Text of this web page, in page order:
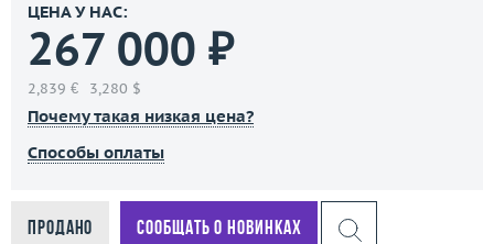
ЦЕНА У НАС:
267 000 ₽
2,839 € 3,280 $
Почему такая низкая цена?
Способы оплаты
Продано Сообщать о новинках